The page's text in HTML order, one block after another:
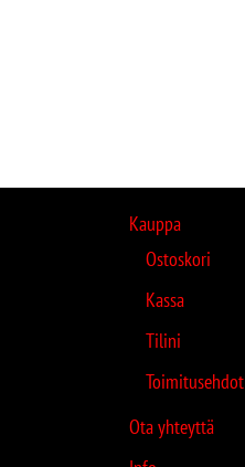
Kauppa
Ostoskori
Kassa
Tilini
Toimitusehdot
Ota yhteyttä